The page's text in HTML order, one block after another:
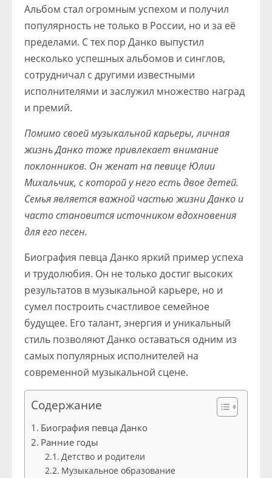
Альбом стал огромным успехом и получил
популярность не только в России, но и за её
пределами. С тех пор Данко выпустил
несколько успешных альбомов и синглов,
сотрудничал с другими известными
исполнителями и заслужил множество наград
и премий.
Помимо своей музыкальной карьеры, личная
жизнь Данко тоже привлекает внимание
поклонников. Он женат на певице Юлии
Михальчик, с которой у него есть двое детей.
Семья является важной частью жизни Данко и
часто становится источником вдохновения
для его песен.
Биография певца Данко яркий пример успеха
и трудолюбия. Он не только достиг высоких
результатов в музыкальной карьере, но и
сумел построить счастливое семейное
будущее. Его талант, энергия и уникальный
стиль позволяют Данко оставаться одним из
самых популярных исполнителей на
современной музыкальной сцене.
Содержание
Биография певца Данко
Ранние годы
Детство и родители
Музыкальное образование